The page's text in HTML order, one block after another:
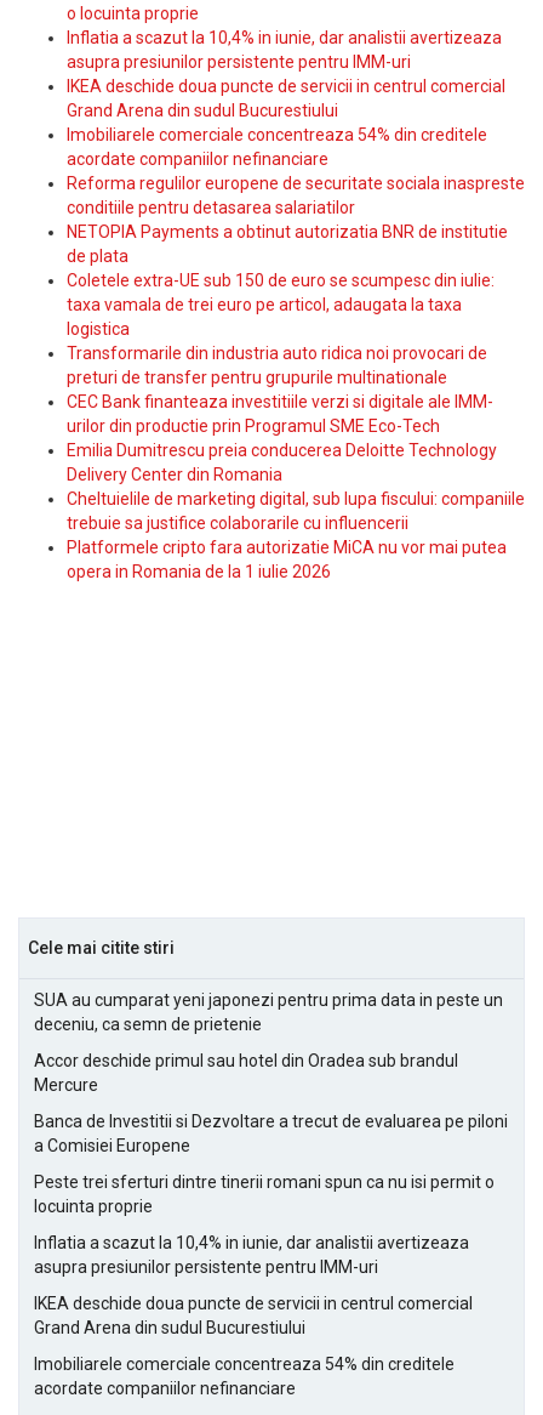
o locuinta proprie
Inflatia a scazut la 10,4% in iunie, dar analistii avertizeaza
asupra presiunilor persistente pentru IMM-uri
IKEA deschide doua puncte de servicii in centrul comercial
Grand Arena din sudul Bucurestiului
Imobiliarele comerciale concentreaza 54% din creditele
acordate companiilor nefinanciare
Reforma regulilor europene de securitate sociala inaspreste
conditiile pentru detasarea salariatilor
NETOPIA Payments a obtinut autorizatia BNR de institutie
de plata
Coletele extra-UE sub 150 de euro se scumpesc din iulie:
taxa vamala de trei euro pe articol, adaugata la taxa
logistica
Transformarile din industria auto ridica noi provocari de
preturi de transfer pentru grupurile multinationale
CEC Bank finanteaza investitiile verzi si digitale ale IMM-
urilor din productie prin Programul SME Eco-Tech
Emilia Dumitrescu preia conducerea Deloitte Technology
Delivery Center din Romania
Cheltuielile de marketing digital, sub lupa fiscului: companiile
trebuie sa justifice colaborarile cu influencerii
Platformele cripto fara autorizatie MiCA nu vor mai putea
opera in Romania de la 1 iulie 2026
Cele mai citite stiri
SUA au cumparat yeni japonezi pentru prima data in peste un
deceniu, ca semn de prietenie
Accor deschide primul sau hotel din Oradea sub brandul
Mercure
Banca de Investitii si Dezvoltare a trecut de evaluarea pe piloni
a Comisiei Europene
Peste trei sferturi dintre tinerii romani spun ca nu isi permit o
locuinta proprie
Inflatia a scazut la 10,4% in iunie, dar analistii avertizeaza
asupra presiunilor persistente pentru IMM-uri
IKEA deschide doua puncte de servicii in centrul comercial
Grand Arena din sudul Bucurestiului
Imobiliarele comerciale concentreaza 54% din creditele
acordate companiilor nefinanciare